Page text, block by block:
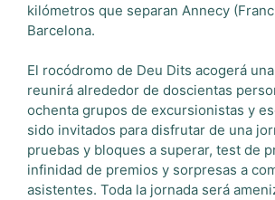
kilómetros que separan Annecy
Barcelona.
El rocódromo de Deu Dits acogerá
reunirá alrededor de doscientas
ochenta grupos de excursionistas y
sido invitados para disfrutar de una
pruebas y bloques a superar, test de
infinidad de premios y sorpresas a
asistentes. Toda la jornada será